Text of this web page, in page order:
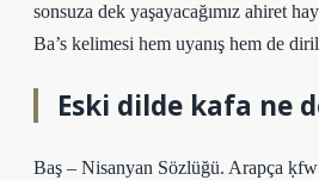
sonsuza dek yaşayacağımız ahiret
Ba’s kelimesi hem uyanış hem de
Eski dilde kafa ne
Baş – Nisanyan Sözlüğü. Arapça